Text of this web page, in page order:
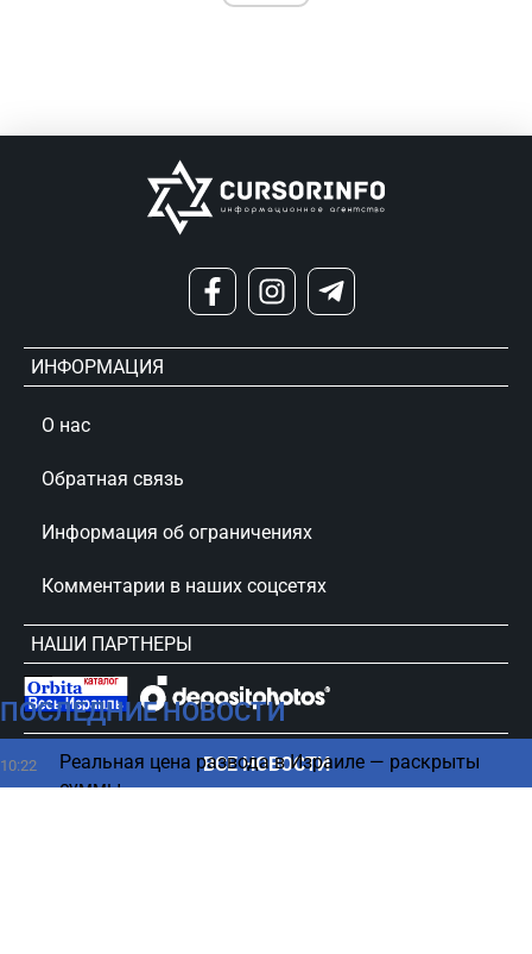
ПОСЛЕДНИЕ НОВОСТИ
10:22
Реальная цена развода в Израиле — раскрыты
суммы
ВСЕ НОВОСТИ
ИНФОРМАЦИЯ
О нас
Обратная связь
Информация об ограничениях
Комментарии в наших соцсетях
НАШИ ПАРТНЕРЫ
сursorinfo.co.il © Все права защищены